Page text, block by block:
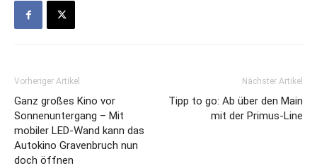
Vorheriger Artikel
Ganz großes Kino vor
Sonnenuntergang – Mit
mobiler LED-Wand kann das
Autokino Gravenbruch nun
doch öffnen
Nächster Artikel
Tipp to go: Ab über den Main
mit der Primus-Line